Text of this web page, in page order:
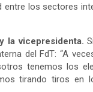
entre los sectores
la vicepresidenta.
del FdT: “A
tenemos los
tirando tiros en